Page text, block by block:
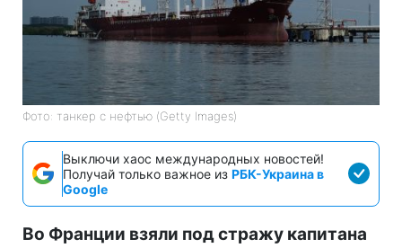
Фото: танкер с нефтью (Getty Images)
Выключи хаос международных новостей!
Получай только важное из РБК-Украина в
Google
Во Франции взяли под стражу капитана